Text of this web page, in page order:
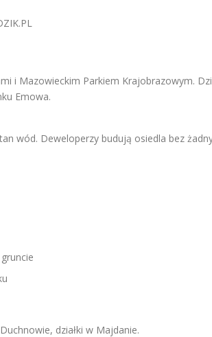
i Mazowieckim Parkiem Krajobrazowym.
Emowa.
wód. Deweloperzy budują osiedla bez
działki w Majdanie.